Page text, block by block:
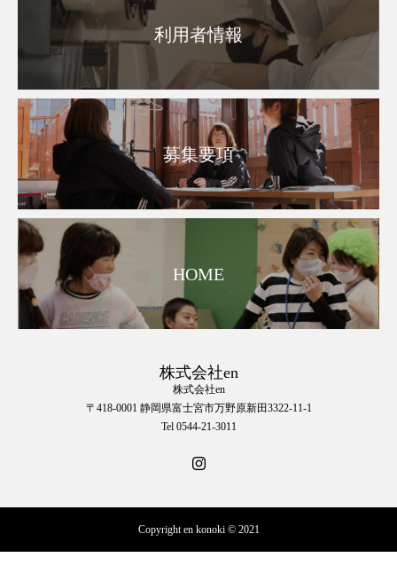
利用者情報
募集要項
HOME
株式会社en
株式会社en
〒418-0001 静岡県富士宮市万野原新田3322-11-1
Tel 0544-21-3011
Copyright en konoki © 2021